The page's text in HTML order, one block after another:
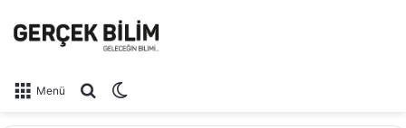
Menü Arama yap ...